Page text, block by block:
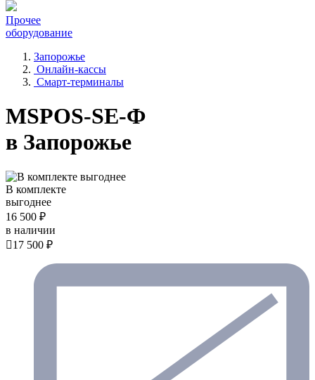
Прочее
оборудование
Запорожье
Онлайн-кассы
Смарт-терминалы
MSPOS-SE-Ф
в Запорожье
В комплекте
выгоднее
16 500 ₽
в наличии
17 500 ₽